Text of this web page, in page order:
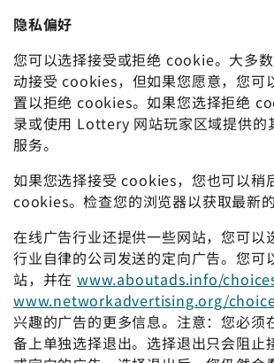
隐私偏好
您可以选择接受或拒绝 cookie。大多
动接受 cookies，但如果您愿意，您可
置以拒绝 cookies。如果您选择拒绝
录或使用 Lottery 网站玩家区域提供的
服务。
如果您选择接受 cookies，您也可以稍
cookies。检查您的浏览器以获取最新的
在线广告行业还提供一些网站，您可以
行业自律的公司发送的定向广告。您可
站，并在 www.aboutads.info/
www.networkadvertising.org/
兴趣的广告的更多信息。注意：您必须
备上单独选择退出。选择退出只会阻止